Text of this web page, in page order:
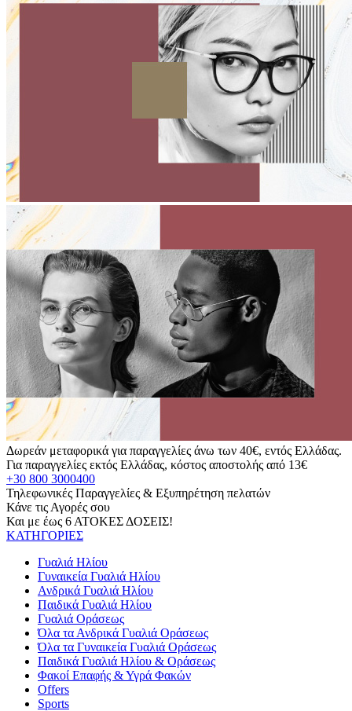
Δωρεάν μεταφορικά για παραγγελίες άνω των 40€, εντός Ελλάδας.
Για παραγγελίες εκτός Ελλάδας, κόστος αποστολής από 13€
+30 800 3000400
Τηλεφωνικές Παραγγελίες & Εξυπηρέτηση πελατών
Κάνε τις Αγορές σου
Και με έως 6 ΑΤΟΚΕΣ ΔΟΣΕΙΣ!
ΚΑΤΗΓΟΡΙΕΣ
Γυαλιά Ηλίου
Γυναικεία Γυαλιά Ηλίου
Ανδρικά Γυαλιά Ηλίου
Παιδικά Γυαλιά Ηλίου
Γυαλιά Οράσεως
Όλα τα Ανδρικά Γυαλιά Οράσεως
Όλα τα Γυναικεία Γυαλιά Οράσεως
Παιδικά Γυαλιά Ηλίου & Οράσεως
Φακοί Επαφής & Υγρά Φακών
Offers
Sports